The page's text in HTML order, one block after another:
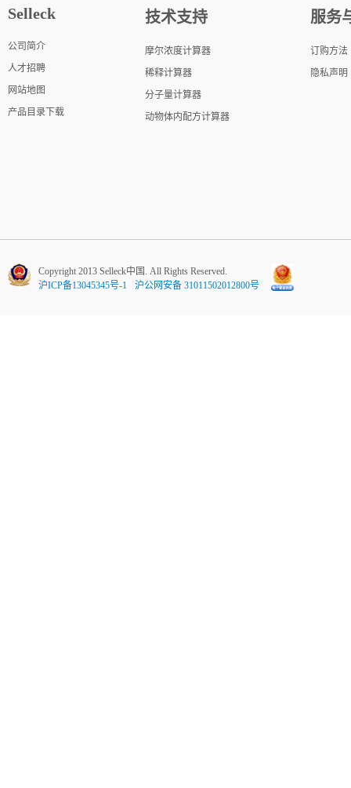
Selleck
公司简介
人才招聘
网站地图
产品目录下载
技术支持
摩尔浓度计算器
稀释计算器
分子量计算器
动物体内配方计算器
服务
订购方法
隐私声明
Copyright 2013 Selleck中国. All Rights Reserved.
沪ICP备13045345号-1
沪公网安备 31011502012800号